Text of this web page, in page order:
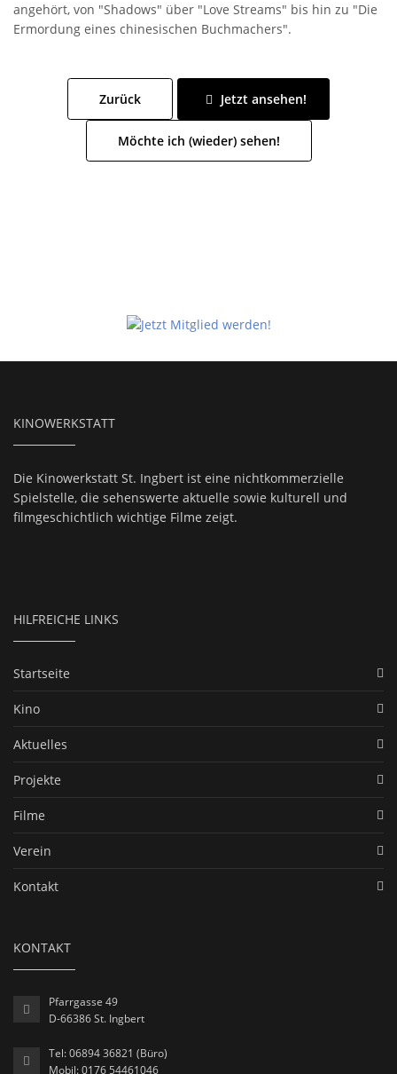
angehört, von "Shadows" über "Love Streams" bis hin zu "Die
Ermordung eines chinesischen Buchmachers".
Zurück Jetzt ansehen!
Möchte ich (wieder) sehen!
KINOWERKSTATT
Die Kinowerkstatt St. Ingbert ist eine nichtkommerzielle
Spielstelle, die sehenswerte aktuelle sowie kulturell und
filmgeschichtlich wichtige Filme zeigt.
HILFREICHE LINKS
Startseite
Kino
Aktuelles
Projekte
Filme
Verein
Kontakt
KONTAKT
Pfarrgasse 49
D-66386 St. Ingbert
Tel: 06894 36821 (Büro)
Mobil: 0176 54461046